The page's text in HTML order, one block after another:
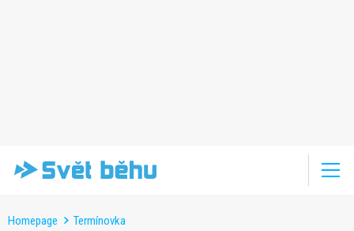
Homepage Termínovka